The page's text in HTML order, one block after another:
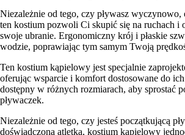
Niezależnie od tego, czy pływasz wyczynowo,
ten kostium pozwoli Ci skupić się na ruchach i
swoje ubranie. Ergonomiczny krój i płaskie
wodzie, poprawiając tym samym Twoją
Ten kostium kąpielowy jest specjalnie
oferując wsparcie i komfort dostosowane do
dostępny w różnych rozmiarach, aby sprostać
pływaczek.
Niezależnie od tego, czy jesteś początkującą
doświadczoną atletką, kostium kąpielowy